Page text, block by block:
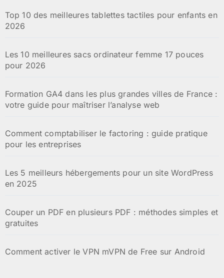
Top 10 des meilleures tablettes tactiles pour enfants en
2026
Les 10 meilleures sacs ordinateur femme 17 pouces
pour 2026
Formation GA4 dans les plus grandes villes de France :
votre guide pour maîtriser l’analyse web
Comment comptabiliser le factoring : guide pratique
pour les entreprises
Les 5 meilleurs hébergements pour un site WordPress
en 2025
Couper un PDF en plusieurs PDF : méthodes simples et
gratuites
Comment activer le VPN mVPN de Free sur Android